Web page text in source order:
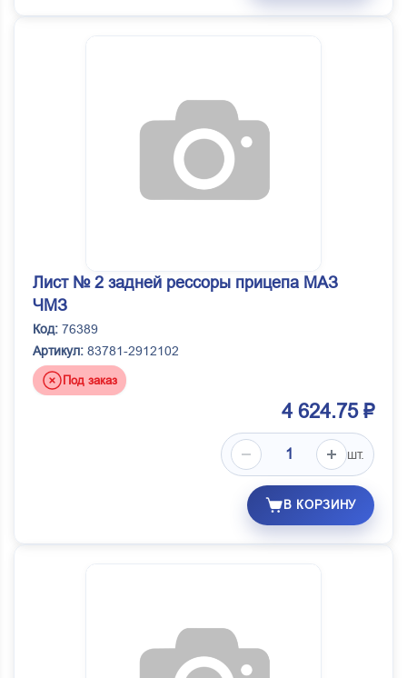
Лист № 2 задней рессоры прицепа МАЗ
ЧМЗ
Код: 76389
Артикул: 83781-2912102
Под заказ
4 624.75 ₽
шт.
В КОРЗИНУ